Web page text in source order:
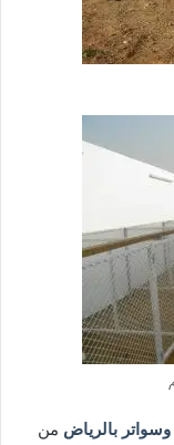
بالرياض من